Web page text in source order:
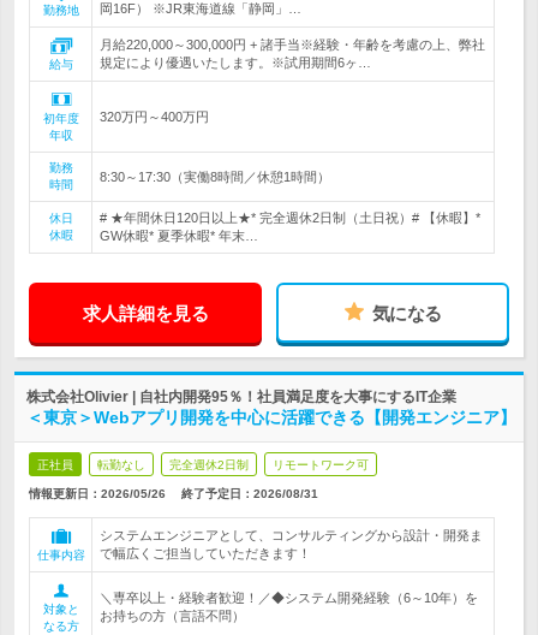
勤務地
岡16F） ※JR東海道線「静岡」…
給与
月給220,000～300,000円 + 諸手当※経験・年齢を考慮の上、弊社
規定により優遇いたします。※試用期間6ヶ…
初年度
年収
320万円～400万円
勤務
時間
8:30～17:30（実働8時間／休憩1時間）
休日
休暇
# ★年間休日120日以上★* 完全週休2日制（土日祝）# 【休暇】*
GW休暇* 夏季休暇* 年末…
求人詳細を見る 気になる
株式会社Olivier | 自社内開発95％！社員満足度を大事にするIT企業
＜東京＞Webアプリ開発を中心に活躍できる【開発エンジニア】
正社員 転勤なし 完全週休2日制 リモートワーク可
情報更新日：2026/05/26 終了予定日： 2026/08/31
仕事内容
システムエンジニアとして、コンサルティングから設計・開発ま
で幅広くご担当していただきます！
対象と
なる方
＼専卒以上・経験者歓迎！／◆システム開発経験（6～10年）を
お持ちの方（言語不問）